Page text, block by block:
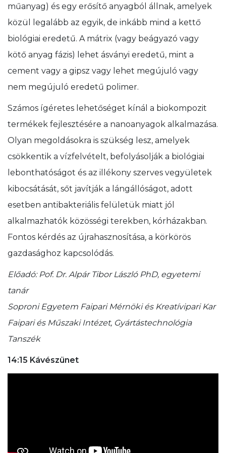
műanyag) és egy erősítő anyagból állnak, amelyek
közül legalább az egyik, de inkább mind a kettő
biológiai eredetű. A mátrix (vagy beágyazó vagy
kötő anyag fázis) lehet ásványi eredetű, mint a
cement vagy a gipsz vagy lehet megújuló vagy
nem megújuló eredetű polimer.
Számos ígéretes lehetőséget kínál a biokompozit
termékek fejlesztésére a nanoanyagok alkalmazása.
Olyan megoldásokra is szükség lesz, amelyek
csökkentik a vízfelvételt, befolyásolják a biológiai
lebonthatóságot és az illékony szerves vegyületek
kibocsátását, sőt javítják a lángállóságot, adott
esetben antibakteriális felületük miatt jól
alkalmazhatók közösségi terekben, kórházakban.
Fontos kérdés az újrahasznosítása, a körkörös
gazdasághoz kapcsolódás.
Előadó: Pof. Dr. Alpár Tibor László PhD, egyetemi
tanár
Soproni Egyetem Faipari Mérnöki és Kreatívipari Kar
Faipari és Műszaki Intézet, Gyártástechnológia
Tanszék
14:15 Kávészünet